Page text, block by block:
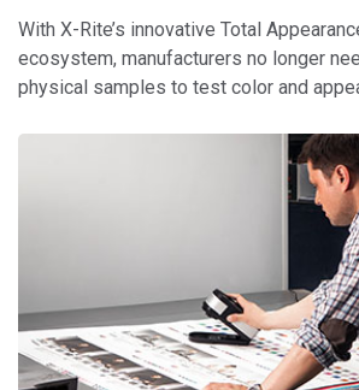
With X-Rite’s innovative Total
ecosystem, manufacturers no longer
physical samples to test color and